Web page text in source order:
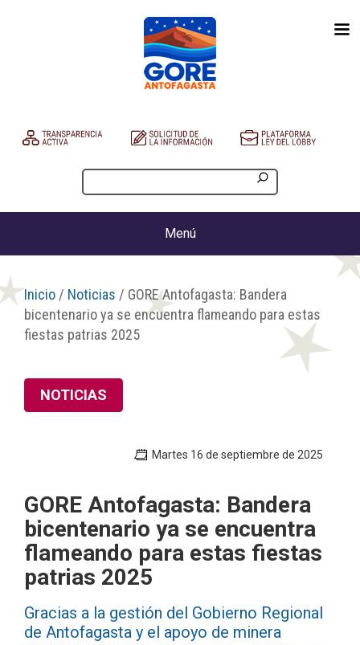
Menú
Inicio / Noticias / GORE Antofagasta: Bandera
bicentenario ya se encuentra flameando para estas
fiestas patrias 2025
NOTICIAS
Martes 16 de septiembre de 2025
GORE Antofagasta: Bandera
bicentenario ya se encuentra
flameando para estas fiestas
patrias 2025
Gracias a la gestión del Gobierno Regional
de Antofagasta y el apoyo de minera